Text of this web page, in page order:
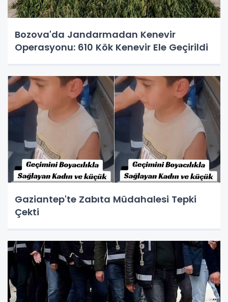
Bozova'da Jandarmadan Kenevir
Operasyonu: 610 Kök Kenevir Ele Geçirildi
Gaziantep'te Zabıta Müdahalesi Tepki
Çekti